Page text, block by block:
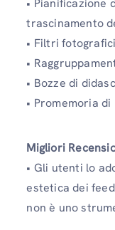
• Pianificazione
trascinamento
• Filtri
•
• Bozze di
• Promemoria
Migliori
• Gli utenti lo
estetica dei
non è uno